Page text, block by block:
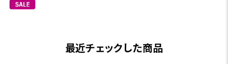
最近チェックした商品